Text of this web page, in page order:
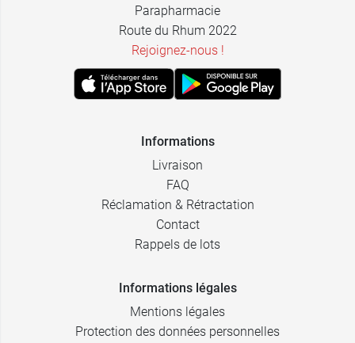
Parapharmacie
Route du Rhum 2022
Rejoignez-nous !
Informations
Livraison
FAQ
Réclamation & Rétractation
Contact
Rappels de lots
Informations légales
Mentions légales
Protection des données personnelles